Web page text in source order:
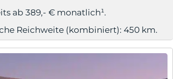
ab 389,- € monatlich¹.
Reichweite (kombiniert): 450 km.